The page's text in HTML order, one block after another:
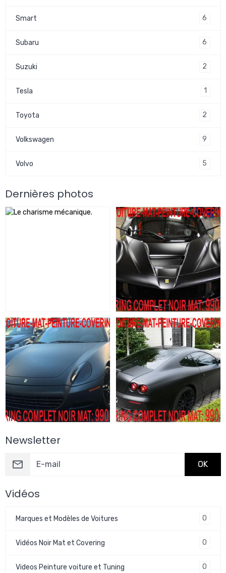
Smart 6
Subaru 6
Suzuki 2
Tesla 1
Toyota 2
Volkswagen 9
Volvo 5
Dernières photos
Newsletter
OK
Vidéos
Marques et Modèles de Voitures 0
Vidéos Noir Mat et Covering 0
Videos Peinture voiture et Tuning 0